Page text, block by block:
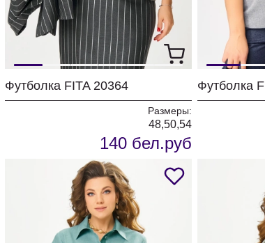
Футболка FITA 20364
Размеры:
48,50,54
140 бел.руб
Футболка